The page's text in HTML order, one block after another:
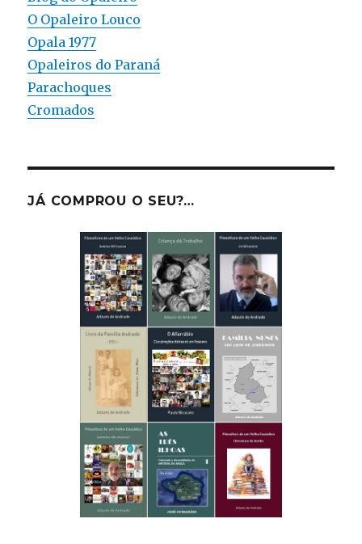
O Opaleiro Louco
Opala 1977
Opaleiros do Paraná
Parachoques
Cromados
JÁ COMPROU O SEU?…